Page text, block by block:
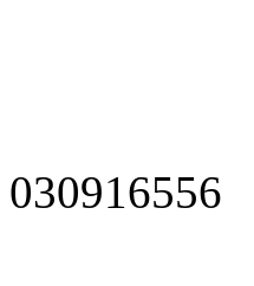
030916556